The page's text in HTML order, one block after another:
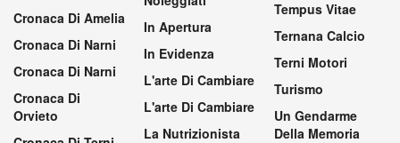
Cronaca Di Amelia
Cronaca Di Narni
Cronaca Di Narni
Cronaca Di
Orvieto
In Apertura
In Evidenza
L'arte Di Cambiare
L'arte Di Cambiare
La Nutrizionista
Tempus Vitae
Ternana Calcio
Terni Motori
Turismo
Un Gendarme
Della Memoria